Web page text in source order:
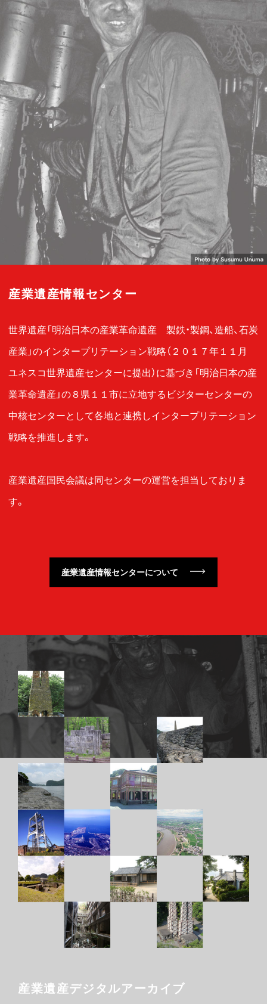
産業遺産情報センター
世界遺産「明治日本の産業革命遺産 製鉄・製鋼、造船、石炭
産業」のインタープリテーション戦略（２０１７年１１月
ユネスコ世界遺産センターに提出）に基づき「明治日本の産
業革命遺産」の８県１１市に立地するビジターセンターの
中核センターとして各地と連携しインタープリテーション
戦略を推進します。
産業遺産国民会議は同センターの運営を担当しておりま
す。
産業遺産情報センターについて
産業遺産デジタルアーカイブ